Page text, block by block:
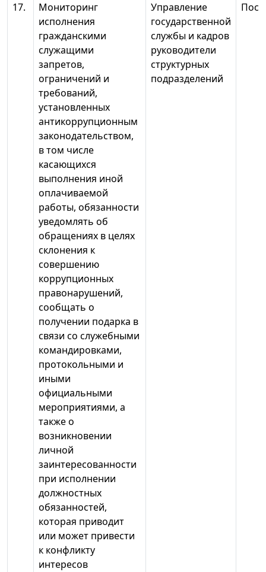
17.
Мониторинг
исполнения
гражданскими
служащими
запретов,
ограничений и
требований,
установленных
антикоррупционным
законодательством,
в том числе
касающихся
выполнения иной
оплачиваемой
работы, обязанности
уведомлять об
обращениях в целях
склонения к
совершению
коррупционных
правонарушений,
сообщать о
получении подарка в
связи со служебными
командировками,
протокольными и
иными
официальными
мероприятиями, а
также о
возникновении
личной
заинтересованности
при исполнении
должностных
обязанностей,
которая приводит
или может привести
к конфликту
интересов
Управление
государственной
службы и кадров
руководители
структурных
подразделений